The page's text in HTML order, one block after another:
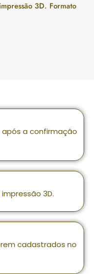
3D. Formato
a confirmação
3D.
cadastrados no